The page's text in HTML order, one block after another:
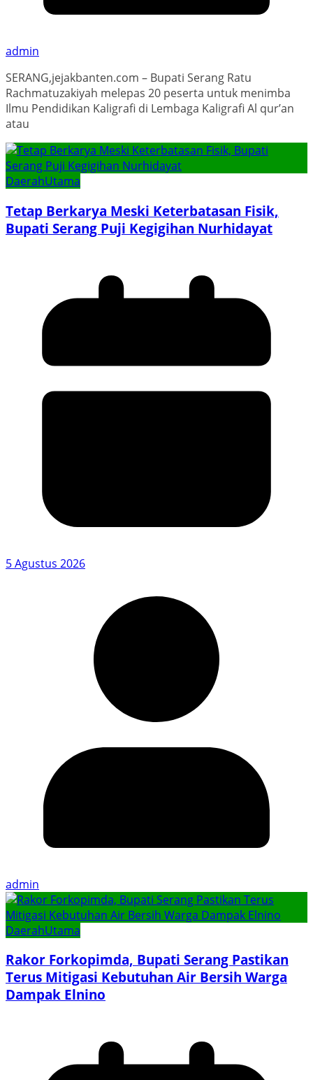
admin
SERANG,jejakbanten.com – Bupati Serang Ratu
Rachmatuzakiyah melepas 20 peserta untuk menimba
Ilmu Pendidikan Kaligrafi di Lembaga Kaligrafi Al qur’an
atau
DaerahUtama
Tetap Berkarya Meski Keterbatasan Fisik,
Bupati Serang Puji Kegigihan Nurhidayat
5 Agustus 2026
admin
DaerahUtama
Rakor Forkopimda, Bupati Serang Pastikan
Terus Mitigasi Kebutuhan Air Bersih Warga
Dampak Elnino